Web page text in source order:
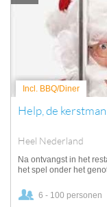
Incl. BBQ/Diner
Help, de
Heel Nederland
Na ontvangst in het
het spel onder het
6 - 100 personen